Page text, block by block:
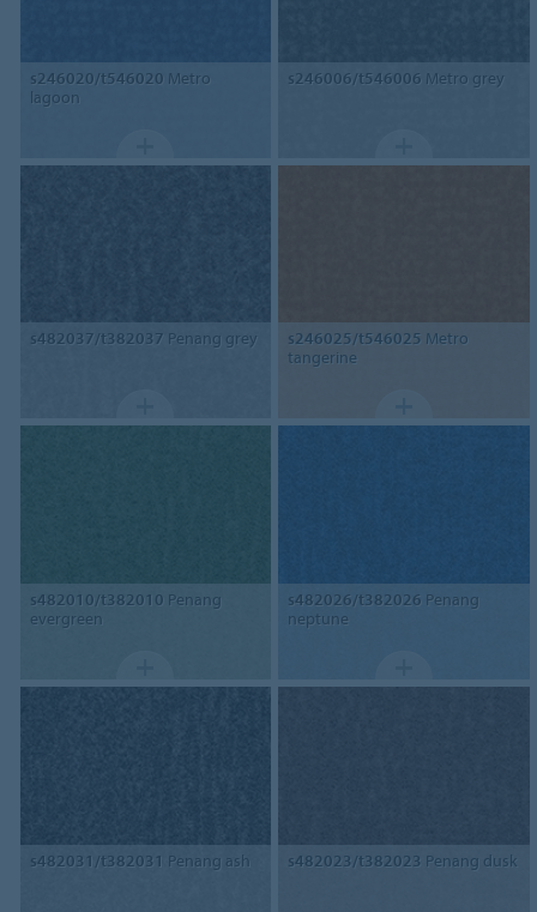
s246020/t546020 Metro
lagoon
s246006/t546006 Metro grey
s482037/t382037 Penang grey s246025/t546025 Metro
tangerine
s482010/t382010 Penang
evergreen
s482026/t382026 Penang
neptune
s482031/t382031 Penang ash s482023/t382023 Penang dusk